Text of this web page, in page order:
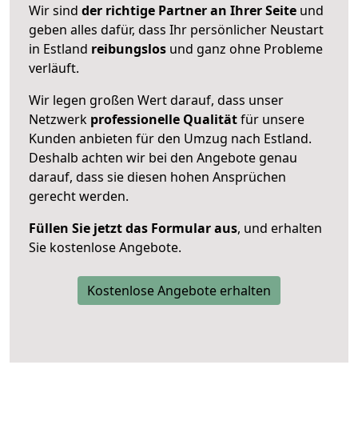
Wir sind der richtige Partner an Ihrer Seite und
geben alles dafür, dass Ihr persönlicher Neustart
in Estland reibungslos und ganz ohne Probleme
verläuft.
Wir legen großen Wert darauf, dass unser
Netzwerk professionelle Qualitätfür unsere
Kunden anbieten für den Umzug nach Estland.
Deshalb achten wir bei den Angebote genau
darauf, dass sie diesen hohen Ansprüchen
gerecht werden.
Füllen Sie jetzt das Formular aus, und erhalten
Sie kostenlose Angebote.
Kostenlose Angebote erhalten